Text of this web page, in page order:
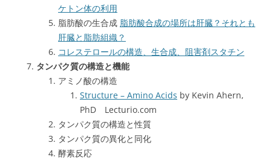
ケトン体の利用
脂肪酸の生合成 脂肪酸合成の場所は肝臓？それとも
肝臓と脂肪組織？
コレステロールの構造、生合成、阻害剤スタチン
タンパク質の構造と機能
アミノ酸の構造
Structure – Amino Acids by Kevin Ahern,
PhD Lecturio.com
タンパク質の構造と性質
タンパク質の異化と同化
酵素反応